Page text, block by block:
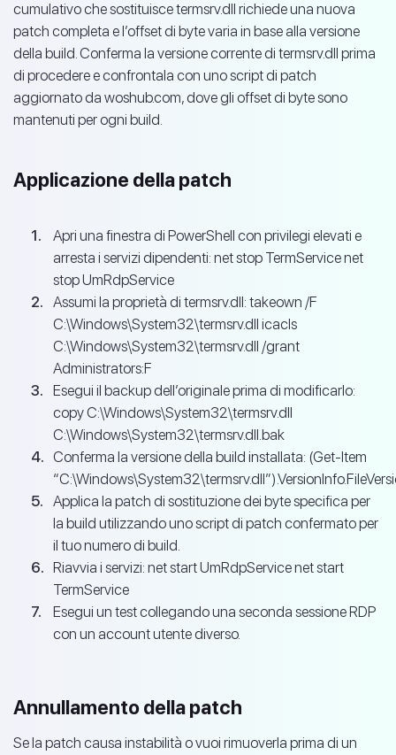
cumulativo che sostituisce termsrv.dll richiede una nuova
patch completa e l’offset di byte varia in base alla versione
della build. Conferma la versione corrente di termsrv.dll prima
di procedere e confrontala con uno script di patch
aggiornato da woshub.com, dove gli offset di byte sono
mantenuti per ogni build.
Applicazione della patch
Apri una finestra di PowerShell con privilegi elevati e
arresta i servizi dipendenti: net stop TermService net
stop UmRdpService
Assumi la proprietà di termsrv.dll: takeown /F
C:\Windows\System32\termsrv.dll icacls
C:\Windows\System32\termsrv.dll /grant
Administrators:F
Esegui il backup dell’originale prima di modificarlo:
copy C:\Windows\System32\termsrv.dll
C:\Windows\System32\termsrv.dll.bak
Conferma la versione della build installata: (Get-Item
Applica la patch di sostituzione dei byte specifica per
la build utilizzando uno script di patch confermato per
il tuo numero di build.
Riavvia i servizi: net start UmRdpService net start
TermService
Esegui un test collegando una seconda sessione RDP
con un account utente diverso.
Annullamento della patch
Se la patch causa instabilità o vuoi rimuoverla prima di un